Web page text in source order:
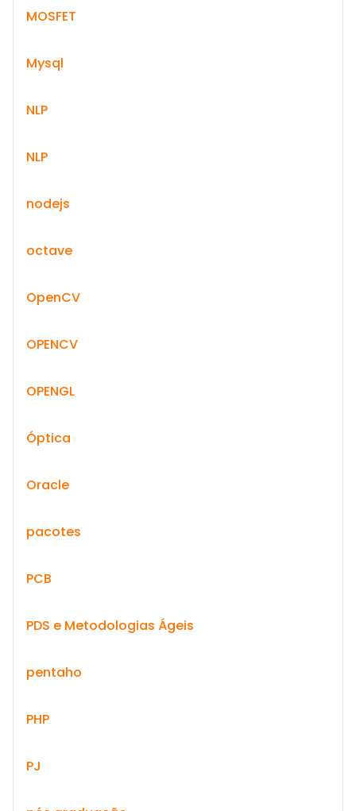
MOSFET
Mysql
NLP
NLP
nodejs
octave
OpenCV
OPENCV
OPENGL
Óptica
Oracle
pacotes
PCB
PDS e Metodologias Ágeis
pentaho
PHP
PJ